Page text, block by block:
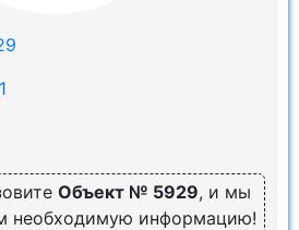
Объект № 5929, и мы
необходимую информацию!